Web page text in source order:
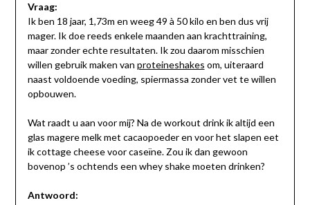
Vraag:
Ik ben 18 jaar, 1,73m en weeg 49 à 50 kilo en ben dus vrij
mager. Ik doe reeds enkele maanden aan krachttraining,
maar zonder echte resultaten. Ik zou daarom misschien
willen gebruik maken van proteineshakes om, uiteraard
naast voldoende voeding, spiermassa zonder vet te willen
opbouwen.
Wat raadt u aan voor mij? Na de workout drink ik altijd een
glas magere melk met cacaopoeder en voor het slapen eet
ik cottage cheese voor caseïne. Zou ik dan gewoon
bovenop ’s ochtends een whey shake moeten drinken?
Antwoord: